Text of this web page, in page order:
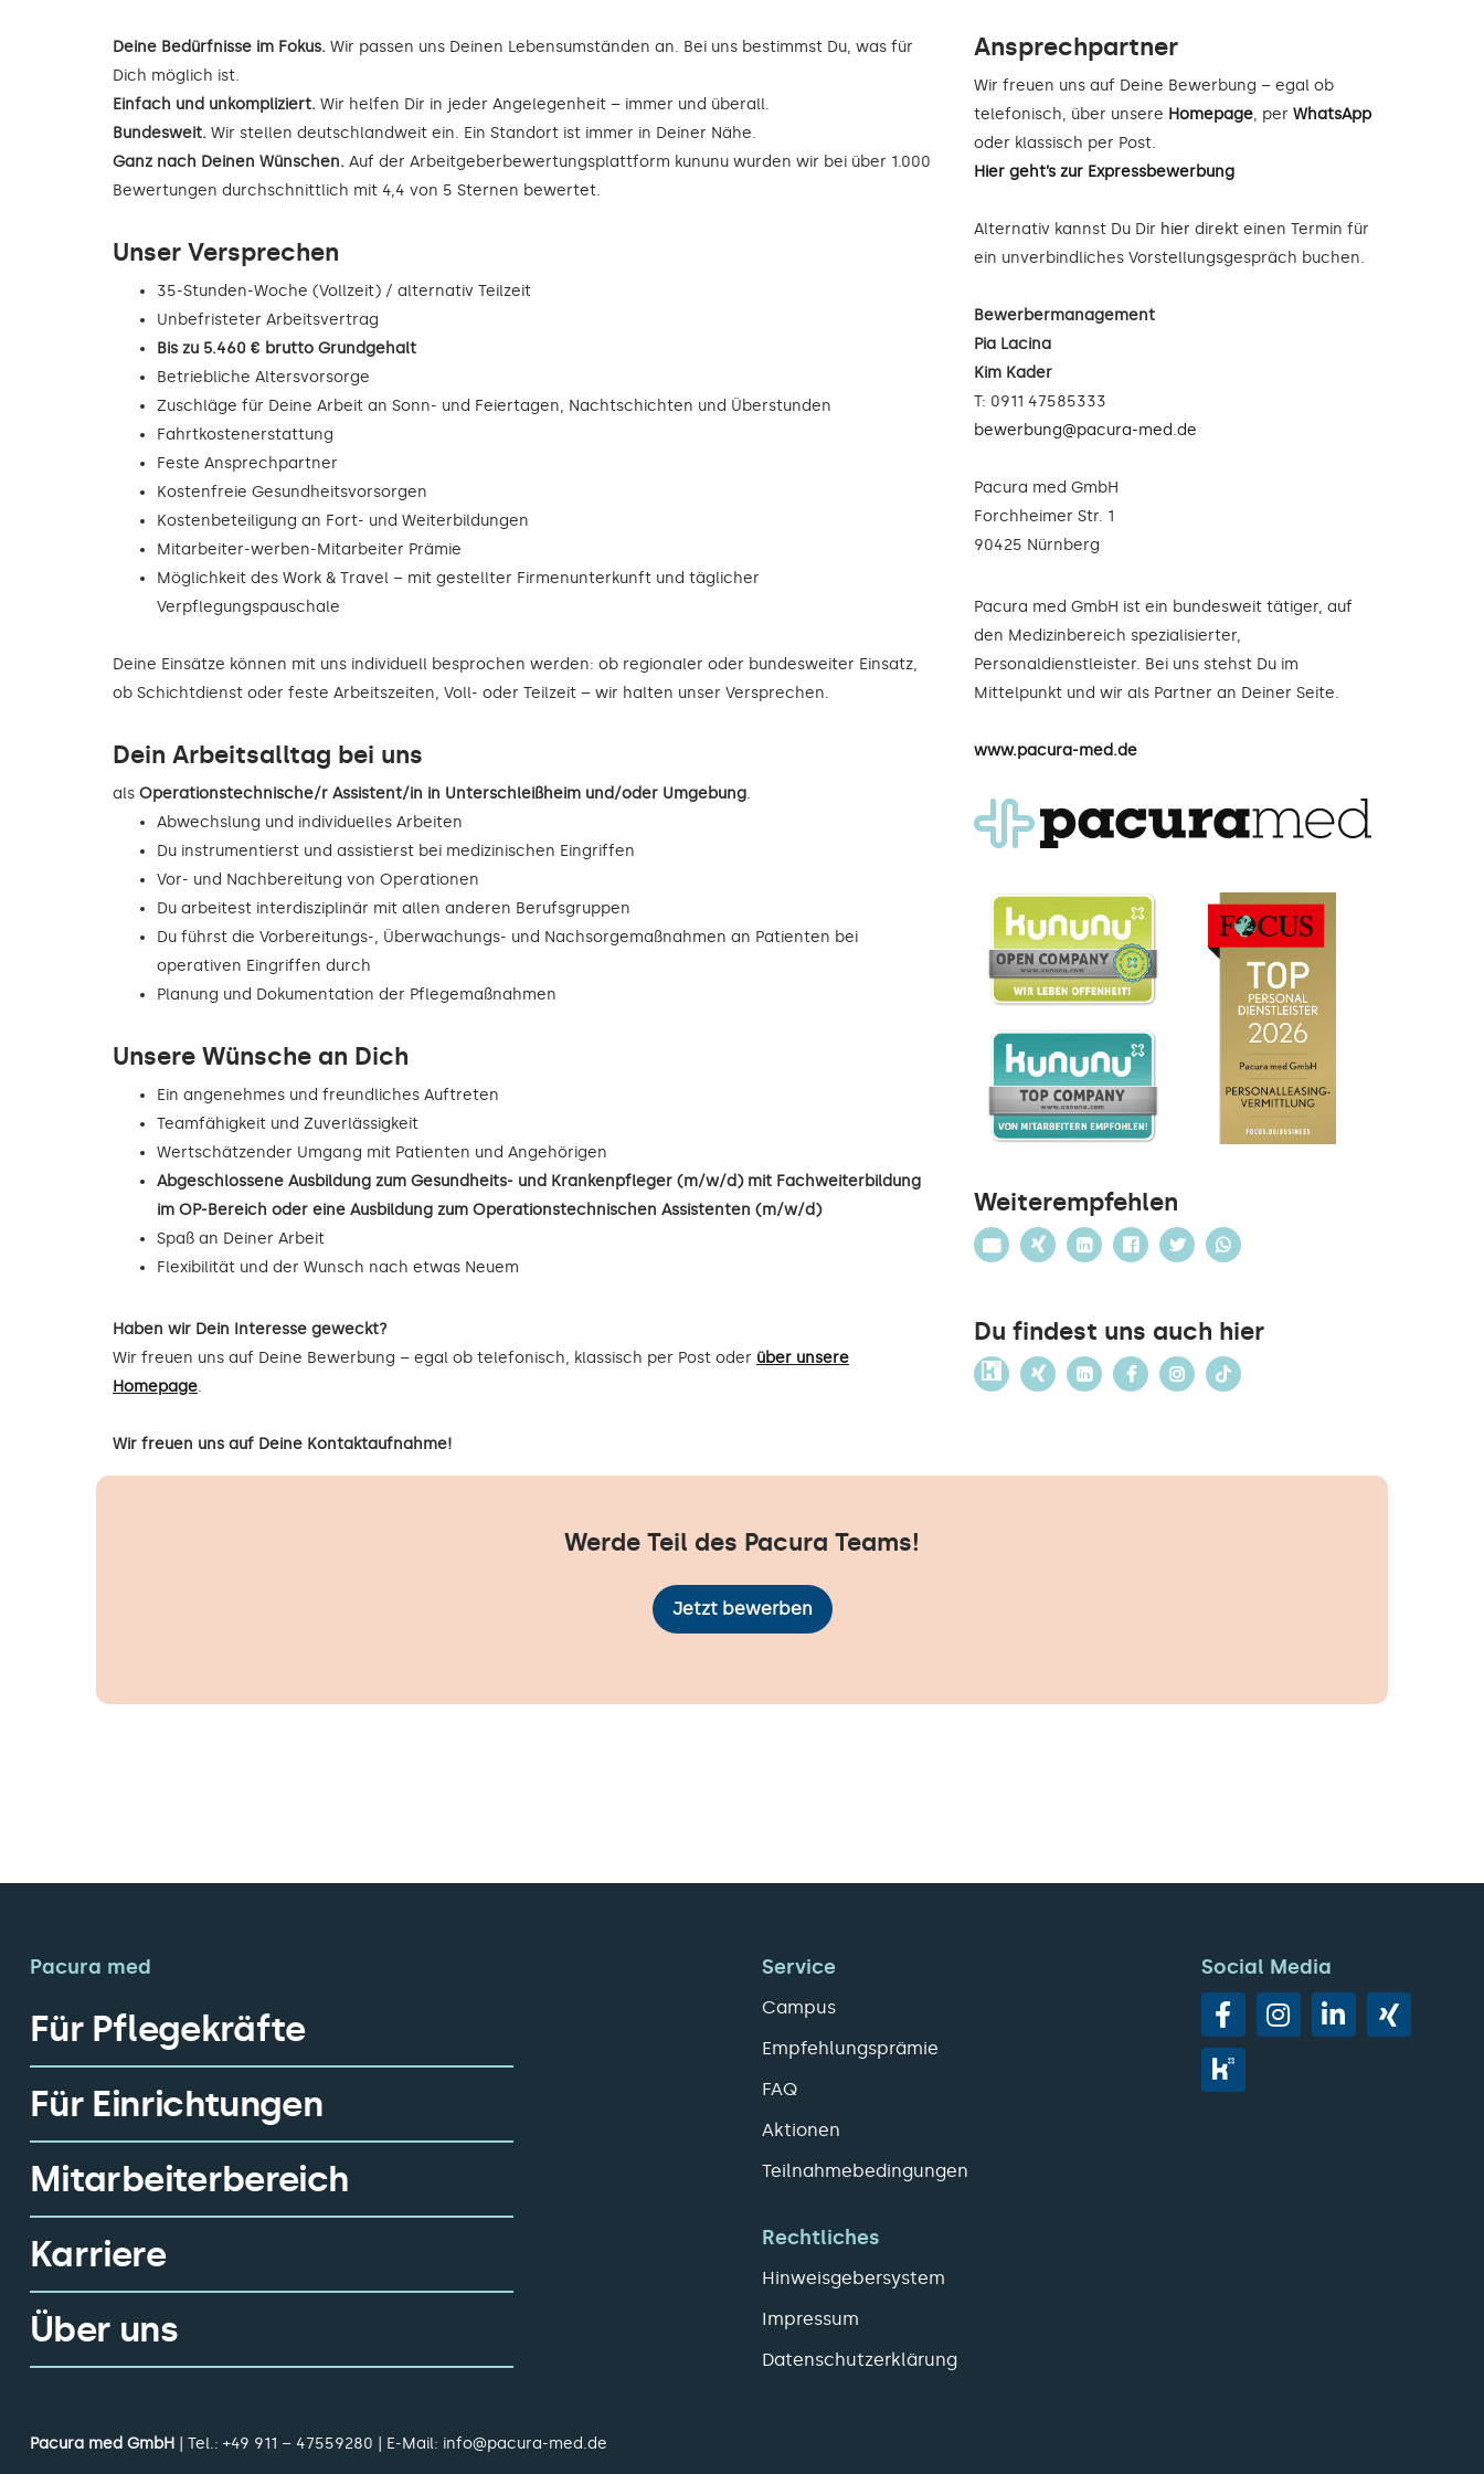
Deine Bedürfnisse im Fokus. Wir passen uns Deinen Lebensumständen an. Bei uns bestimmst Du, was für
Dich möglich ist.
Einfach und unkompliziert. Wir helfen Dir in jeder Angelegenheit – immer und überall.
Bundesweit. Wir stellen deutschlandweit ein. Ein Standort ist immer in Deiner Nähe.
Ganz nach Deinen Wünschen. Auf der Arbeitgeberbewertungsplattform kununu wurden wir bei über 1.000
Bewertungen durchschnittlich mit 4,4 von 5 Sternen bewertet.
Unser Versprechen
35-Stunden-Woche (Vollzeit) / alternativ Teilzeit
Unbefristeter Arbeitsvertrag
Bis zu 5.460 € brutto Grundgehalt
Betriebliche Altersvorsorge
Zuschläge für Deine Arbeit an Sonn- und Feiertagen, Nachtschichten und Überstunden
Fahrtkostenerstattung
Feste Ansprechpartner
Kostenfreie Gesundheitsvorsorgen
Kostenbeteiligung an Fort- und Weiterbildungen
Mitarbeiter-werben-Mitarbeiter Prämie
Möglichkeit des Work & Travel – mit gestellter Firmenunterkunft und täglicher
Verpflegungspauschale
Deine Einsätze können mit uns individuell besprochen werden: ob regionaler oder bundesweiter Einsatz,
ob Schichtdienst oder feste Arbeitszeiten, Voll- oder Teilzeit – wir halten unser Versprechen.
Dein Arbeitsalltag bei uns
als Operationstechnische/r Assistent/in in Unterschleißheim und/oder Umgebung.
Abwechslung und individuelles Arbeiten
Du instrumentierst und assistierst bei medizinischen Eingriffen
Vor- und Nachbereitung von Operationen
Du arbeitest interdisziplinär mit allen anderen Berufsgruppen
Du führst die Vorbereitungs-, Überwachungs- und Nachsorgemaßnahmen an Patienten bei
operativen Eingriffen durch
Planung und Dokumentation der Pflegemaßnahmen
Unsere Wünsche an Dich
Ein angenehmes und freundliches Auftreten
Teamfähigkeit und Zuverlässigkeit
Wertschätzender Umgang mit Patienten und Angehörigen
Abgeschlossene Ausbildung zum Gesundheits- und Krankenpfleger (m/w/d) mit Fachweiterbildung
im OP-Bereich oder eine Ausbildung zum Operationstechnischen Assistenten (m/w/d)
Spaß an Deiner Arbeit
Flexibilität und der Wunsch nach etwas Neuem
Haben wir Dein Interesse geweckt?
Wir freuen uns auf Deine Bewerbung – egal ob telefonisch, klassisch per Post oder über unsere
Homepage.
Wir freuen uns auf Deine Kontaktaufnahme!
Ansprechpartner
Wir freuen uns auf Deine Bewerbung – egal ob
telefonisch, über unsere Homepage, per WhatsApp
oder klassisch per Post.
Hier geht’s zur Expressbewerbung
Alternativ kannst Du Dir hier direkt einen Termin für
ein unverbindliches Vorstellungsgespräch buchen.
Bewerbermanagement
Pia Lacina
Kim Kader
T: 0911 47585333
bewerbung@pacura-med.de
Pacura med GmbH
Forchheimer Str. 1
90425 Nürnberg
Pacura med GmbH ist ein bundesweit tätiger, auf
den Medizinbereich spezialisierter,
Personaldienstleister. Bei uns stehst Du im
Mittelpunkt und wir als Partner an Deiner Seite.
www.pacura-med.de
Weiterempfehlen
Du findest uns auch hier
Werde Teil des Pacura Teams!
Jetzt bewerben
Pacura med
Für Pflegekräfte
Für Einrichtungen
Mitarbeiterbereich
Karriere
Über uns
Service
Campus
Empfehlungsprämie
FAQ
Aktionen
Teilnahmebedingungen
Rechtliches
Hinweisgebersystem
Impressum
Datenschutzerklärung
Social Media
Pacura med GmbH | Tel.: +49 911 – 47559280 | E-Mail: info@pacura-med.de